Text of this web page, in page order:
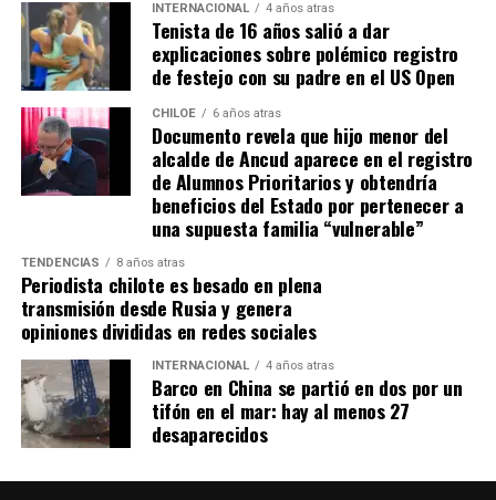
INTERNACIONAL 4 años atras
Tenista de 16 años salió a dar
explicaciones sobre polémico registro
de festejo con su padre en el US Open
CHILOE 6 años atras
Documento revela que hijo menor del
alcalde de Ancud aparece en el registro
de Alumnos Prioritarios y obtendría
beneficios del Estado por pertenecer a
una supuesta familia “vulnerable”
TENDENCIAS 8 años atras
Periodista chilote es besado en plena
transmisión desde Rusia y genera
opiniones divididas en redes sociales
INTERNACIONAL 4 años atras
Barco en China se partió en dos por un
tifón en el mar: hay al menos 27
desaparecidos